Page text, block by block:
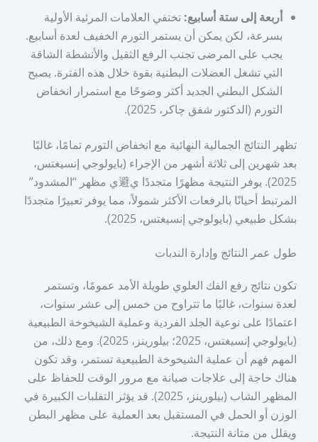
أربعة إلى ستة أسابيع: تختفي العلامات المرئية الأولية
بسرعة، لكن يمكن أن يستمر التورم الخفيف لعدة أسابيع.
يجب على المرضى تجنب الرفع الثقيل والأنشطة الشاقة
التي تشغل العضلات البطنية بقوة خلال هذه الفترة. يصبح
الشكل البطني الجديد أكثر وضوحًا مع استمرار انخفاض
التورم (الدكتور شفق چاكر، 2025).
تظهر النتائج الجمالية النهائية مع انخفاض التورم تمامًا، غالبًا
بعد شهرين إلى ثلاثة أشهر من الإجراء (بايولوجي إنسيغتس،
2025). يوفر النتيجة مظهرًا متجددًا ي避ي مظهر “المشدود”
المرتبط أحيانًا بالرفعات الأكثر شمولاً، مما يوفر تعبيرًا متجددًا
بشكل طبيعي (بايولوجي إنسيغتس، 2025).
طول عمر النتائج وإدارة الندبات
تكون نتائج رفع الفك العلوي طويلة الأمد عمومًا، وتستمر
لعدة سنوات، غالبًا ما تتراوح من خمس إلى عشر سنوات،
اعتمادًا على نوعية الجلد الفردية وعملية الشيخوخة الطبيعية
(بايولوجي إنسيغتس، 2025؛ بيلورينز، 2025). ومع ذلك، من
المهم فهم أن عملية الشيخوخة الطبيعية تستمر، وقد تكون
هناك حاجة إلى علاجات صيانة مع مرور الوقت للحفاظ على
المظهر الشاب (بيلورينز، 2025). قد يؤثر التقلبات الكبيرة في
الوزن أو الحمل في المستقبل بعد العملية على مظهر البطن
ويقلل من متانة النتيجة.